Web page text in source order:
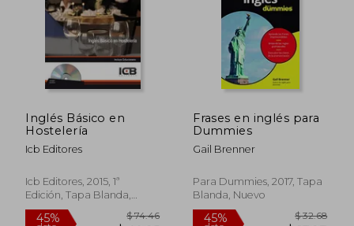
45%
dcto. $ 32.93
45%
dcto. $
Inglés Básico en
Hostelería
Icb Editores
Icb Editores, 2015, 1ª
Edición, Tapa Blanda,
Nuevo
Frases en inglés para
Dummies
Gail Brenner
Para Dummies, 2017, Tapa
Blanda, Nuevo